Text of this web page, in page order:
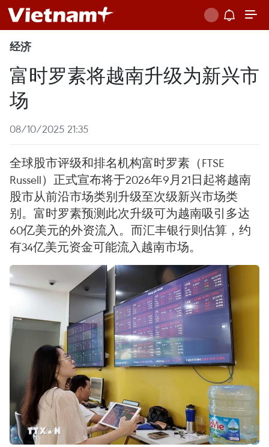
经济
富时罗素将越南升级为新兴市
场
08/10/2025 21:35
全球股市评级和排名机构富时罗素（FTSE
Russell）正式宣布将于2026年9月21日起将越南
股市从前沿市场类别升级至次级新兴市场类
别。富时罗素预测此次升级可为越南吸引多达
60亿美元的外资流入。而汇丰银行则估算，约
有34亿美元资金可能流入越南市场。